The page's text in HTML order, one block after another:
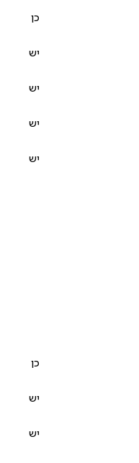
כן
יש
יש
יש
יש
כן
יש
יש